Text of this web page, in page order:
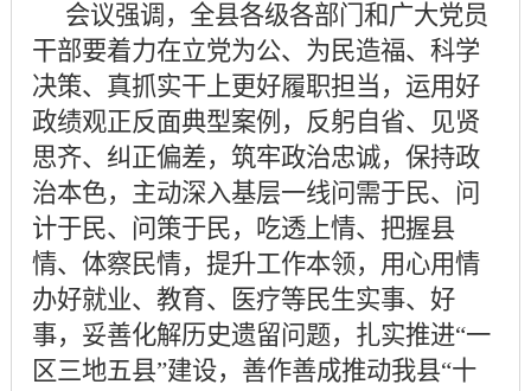
会议强调，全县各级各部门和广大党员
干部要着力在立党为公、为民造福、科学
决策、真抓实干上更好履职担当，运用好
政绩观正反面典型案例，反躬自省、见贤
思齐、纠正偏差，筑牢政治忠诚，保持政
治本色，主动深入基层一线问需于民、问
计于民、问策于民，吃透上情、把握县
情、体察民情，提升工作本领，用心用情
办好就业、教育、医疗等民生实事、好
事，妥善化解历史遗留问题，扎实推进“一
区三地五县”建设，善作善成推动我县“十